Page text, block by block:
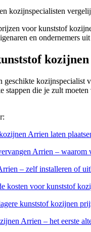
voor kunststof
en ondernemers
geschikte kozijnspecialist
stappen die je zult
Arrien laten
Arrien – waarom
– zelf installeren of
kosten voor kunststof
kunststof kozijnen
Arrien – het eerste